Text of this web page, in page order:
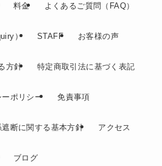
料金 よくあるご質問（FAQ）
） STAFF お客様の声
方針 特定商取引法に基づく表記
ポリシー 免責事項
断に関する基本方針 アクセス
ブログ